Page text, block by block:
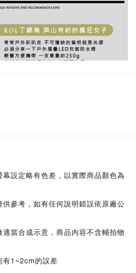
設定略有色差，以實際商品顏色為
參考，如有任何說明錯誤依原廠公
當合成示意，商品內容不含輔拍物
1~2cm的誤差